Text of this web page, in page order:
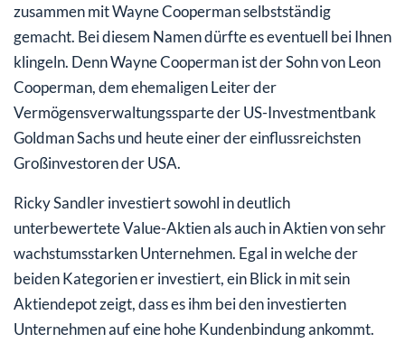
zusammen mit Wayne Cooperman selbstständig
gemacht. Bei diesem Namen dürfte es eventuell bei Ihnen
klingeln. Denn Wayne Cooperman ist der Sohn von Leon
Cooperman, dem ehemaligen Leiter der
Vermögensverwaltungssparte der US-Investmentbank
Goldman Sachs und heute einer der einflussreichsten
Großinvestoren der USA.
Ricky Sandler investiert sowohl in deutlich
unterbewertete Value-Aktien als auch in Aktien von sehr
wachstumsstarken Unternehmen. Egal in welche der
beiden Kategorien er investiert, ein Blick in mit sein
Aktiendepot zeigt, dass es ihm bei den investierten
Unternehmen auf eine hohe Kundenbindung ankommt.